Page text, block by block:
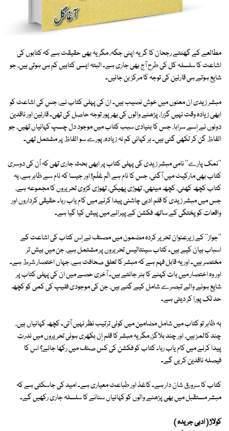
مطالعے کے گھٹتے رجحان کا گریہ اپنی جگہ، مگر یہ بھی حقیقت ہے کہ کتابوں کی
اشاعت کا سلسلہ کل کی طرح آج بھی جاری ہے۔ البتہ ایسی کتابیں کم ہی ہوتی ہیں، جو
شایع ہوتے ہی قارئین کی توجہ کا مرکز بن جائیں۔
مبشر زیدی ان معنوں میں خوش نصیب ہیں۔ ان کی پہلی کتاب نے، جس کی اشاعت کو
ابھی زیادہ وقت نہیں گزرا، پڑھنے والوں کی بھرپور توجہ حاصل کی تھی۔ قارئین اور ناقدین
دونوں نے اِسے سراہا، جس کا بنیادی سبب کتاب میں موجود دل چسپ کہانیاں تھیں، جو
الفاظ گن کر لکھی گئی ہیں۔ ہر کہانی کم نہ زیادہ، پورے سو الفاظ پر مشتمل تھی۔
''نمک پارے'' نامی مبشر زیدی کی پہلی کتاب پر ابھی بحث جاری تھی کہ اُن کی دوسری
کتاب بھی مارکیٹ میں آگئی، جس کا نام ہے الّم غلّم! اور جیسا کہ نام سے ظاہر ہے، یہ
کتاب کچھ کھٹی، کچھ میٹھی، تھوڑی پھیکی، تھوڑی کڑوی تحریروں کا مجموعہ ہے،
جس میں مبشر زیدی کا قلم ادبی چاشنی پیدا کرنے میں کام یاب رہا۔ حقیقی کرداروں اور
واقعات کو پختگی کے ساتھ فکشن کے پیرائے میں پیش کیا گیا ہے۔
''جواز'' کے زیرعنوان تحریر کردہ مضمون میں مصنف نے اِس کتاب کی اشاعت کے
اسباب بیان کیے ہیں۔ کتاب سینتالیس تحریروں پر مشتمل ہے، جن میں بیش تر
مختصر ہیں۔ اور یہ قابل فہم ہے کہ مبشر کا تعلق صحافت ہے، جہاں اختصار شرط ہے۔
اور وہ اختصار میں بات کہنے کا ہنر جانتے ہیں۔ آخری حصے میں ان کی پہلی کتاب پر
شایع ہونے والے تبصرے شامل کیے گئے ہیں، جن کی موجودی فلیپ کی کمی کو کچھ
حد تک پورا کر دیتی ہے۔
بہ ظاہر تو کتاب میں شامل مضامین میں کوئی ترتیب نظر نہیں آتی۔ کچھ کہانیاں ہیں،
چند کالمز ہیں، اور چند بلاگز، مگر یہ مبشر کا قلم اِن بکھری ہوئی تحریروں میں ندرت
پیدا کرنے میں کام یاب رہا۔ کتاب کو فکشن کی کس صنف میں رکھا جائے؟ اس کا
فیصلہ ناقدین کریں گے۔
کتاب کا سرورق شان دار ہے۔ کاغذ اور طباعت معیاری ہے۔ امید کی جاسکتی ہے کہ
مبشر مستقبل میں بھی پڑھنے والوں کو کہانیاں سنانے کا سلسلہ جاری رکھیں گے۔
کولاژ ( ادبی جریدہ )